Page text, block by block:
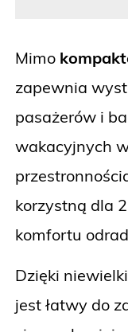
Mimo
zapewnia
pasażerów i
wakacyjnych
korzystną dla
komfortu
Dzięki
jest łatwy do